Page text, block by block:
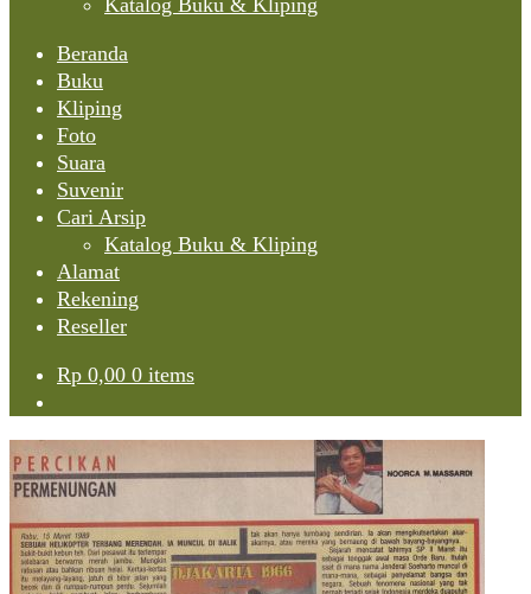
Katalog Buku & Kliping
Beranda
Buku
Kliping
Foto
Suara
Suvenir
Cari Arsip
Katalog Buku & Kliping
Alamat
Rekening
Reseller
Rp 0,00 0 items